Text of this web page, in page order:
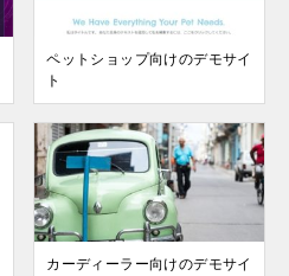
ペットショップ向けのデモサイ
ト
カーディーラー向けのデモサイ